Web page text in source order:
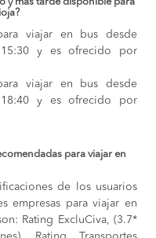
y más tarde disponible para
viajar en bus desde
y es ofrecido por
viajar en bus desde
y es ofrecido por
para viajar en
de los usuarios
empresas para viajar en
Rating ExcluCiva, (3.7*